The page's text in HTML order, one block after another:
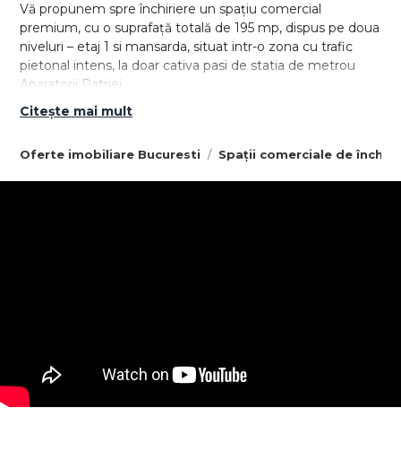
Oferte imobiliare Bucuresti Spații comerciale de
Vă propunem spre închiriere un spațiu comercial
premium, cu o suprafață totală de 195 mp, dispus pe doua
niveluri – etaj 1 si mansarda, situat intr-o zona cu trafic
pietonal intens, la doar cativa pasi de statia de metrou
Aparatorii Patriei.
Compartimentare eficienta pe doua niveluri,
compartimentate astfel:
spațiu generos open-space si baie proprie.
- Mansardă: baie proprie cu cabină de duș și trei încăperi
- 5 camere separate si un open space generos
Datorită poziționării excelente lângă metrou, este ideal
Citește mai mult